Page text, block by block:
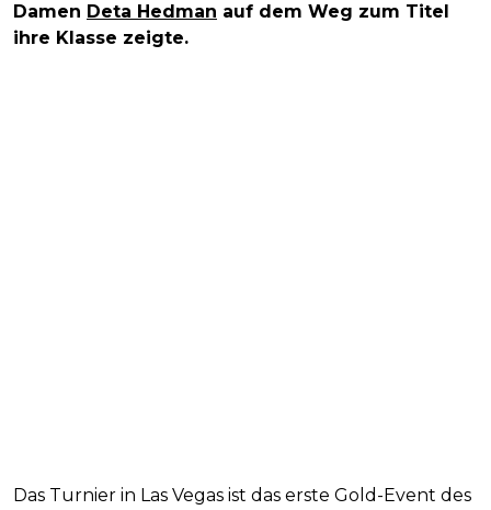
Damen Deta Hedman auf dem Weg zum Titel
ihre Klasse zeigte.
Das Turnier in Las Vegas ist das erste Gold-Event des